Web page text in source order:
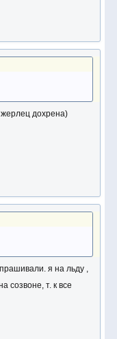
жерлец дохрена)
я на льду ,
созвоне, т. к все